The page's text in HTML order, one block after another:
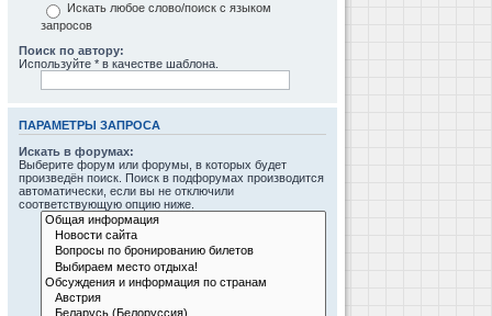
Искать любое слово/поиск с языком
запросов
Поиск по автору:
Используйте * в качестве шаблона.
ПАРАМЕТРЫ ЗАПРОСА
Искать в форумах:
Выберите форум или форумы, в которых будет
произведён поиск. Поиск в подфорумах производится
автоматически, если вы не отключили
соответствующую опцию ниже.